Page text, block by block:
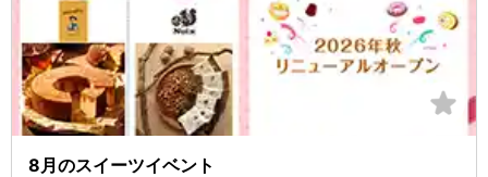
8月のスイーツイベント